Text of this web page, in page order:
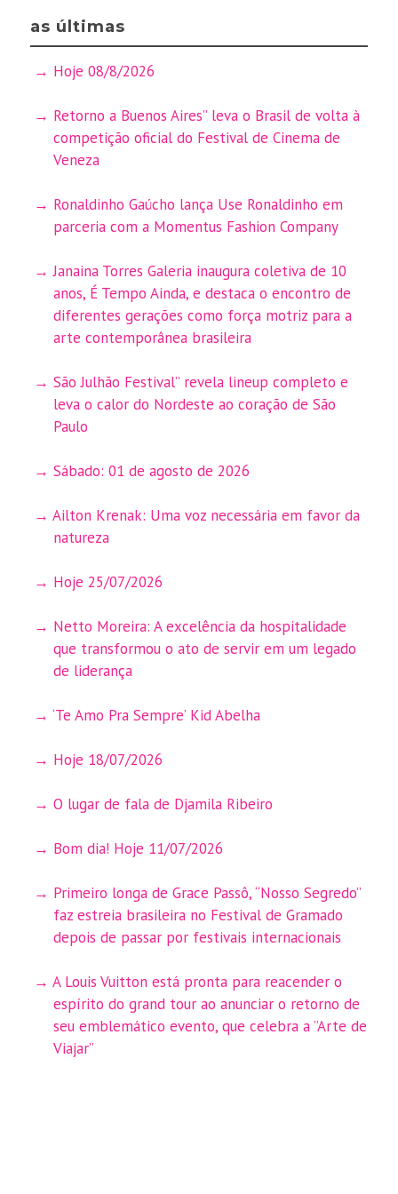
as últimas
Hoje 08/8/2026
Retorno a Buenos Aires” leva o Brasil de volta à
competição oficial do Festival de Cinema de
Veneza
Ronaldinho Gaúcho lança Use Ronaldinho em
parceria com a Momentus Fashion Company
Janaina Torres Galeria inaugura coletiva de 10
anos, É Tempo Ainda, e destaca o encontro de
diferentes gerações como força motriz para a
arte contemporânea brasileira
São Julhão Festival” revela lineup completo e
leva o calor do Nordeste ao coração de São
Paulo
Sábado: 01 de agosto de 2026
Ailton Krenak: Uma voz necessária em favor da
natureza
Hoje 25/07/2026
Netto Moreira: A excelência da hospitalidade
que transformou o ato de servir em um legado
de liderança
‘Te Amo Pra Sempre’ Kid Abelha
Hoje 18/07/2026
O lugar de fala de Djamila Ribeiro
Bom dia! Hoje 11/07/2026
Primeiro longa de Grace Passô, “Nosso Segredo”
faz estreia brasileira no Festival de Gramado
depois de passar por festivais internacionais
A Louis Vuitton está pronta para reacender o
espírito do grand tour ao anunciar o retorno de
seu emblemático evento, que celebra a ”Arte de
Viajar”